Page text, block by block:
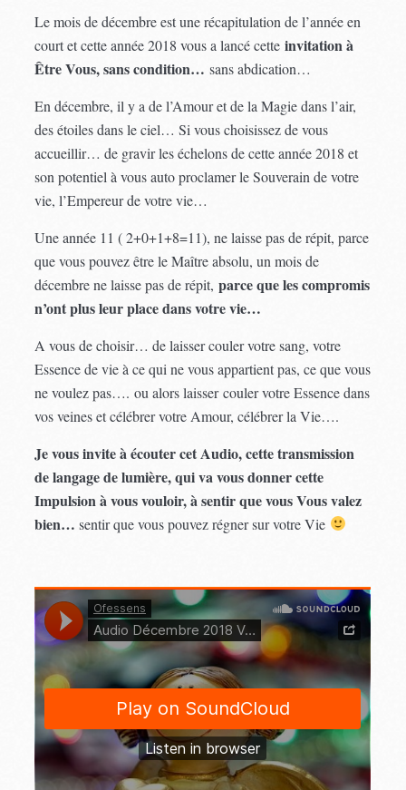
Le mois de décembre est une récapitulation de l’année en
court et cette année 2018 vous a lancé cetteinvitation à
Être Vous, sans condition… sans abdication…
En décembre, il y a de l’Amour et de la Magie dans l’air,
des étoiles dans le ciel… Si vous choisissez de vous
accueillir… de gravir les échelons de cette année 2018 et
son potentiel à vous auto proclamer le Souverain de votre
vie, l’Empereur de votre vie…
Une année 11 ( 2+0+1+8=11), ne laisse pas de répit, parce
que vous pouvez être le Maître absolu, un mois de
décembre ne laisse pas de répit, parce que les compromis
n’ont plus leur place dans votre vie…
A vous de choisir… de laisser couler votre sang, votre
Essence de vie à ce qui ne vous appartient pas, ce que vous
ne voulez pas…. ou alors laisser couler votre Essence dans
vos veines et célébrer votre Amour, célébrer la Vie….
Je vous invite à écouter cet Audio, cette transmission
de langage de lumière, qui va vous donner cette
Impulsion à vous vouloir, à sentir que vous Vous valez
bien…sentir que vous pouvez régner sur votre Vie